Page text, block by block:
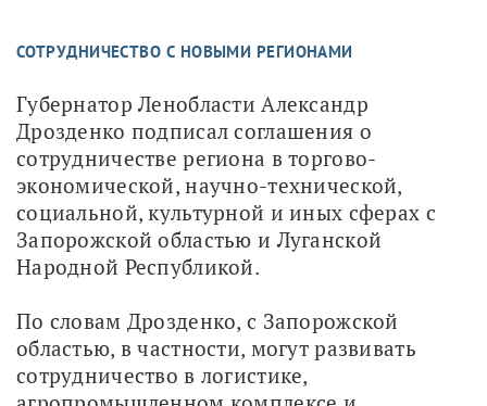
СОТРУДНИЧЕСТВО С НОВЫМИ РЕГИОНАМИ
Губернатор Ленобласти Александр
Дрозденко подписал соглашения о
сотрудничестве региона в торгово-
экономической, научно-технической,
социальной, культурной и иных сферах с
Запорожской областью и Луганской
Народной Республикой.
По словам Дрозденко, с Запорожской
областью, в частности, могут развивать
сотрудничество в логистике,